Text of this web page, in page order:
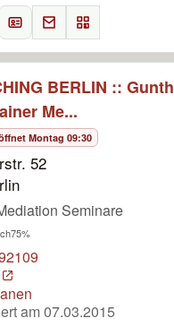
BERLIN ::
Me...
Montag 09:30
52
Seminare
75%
am 07.03.2015